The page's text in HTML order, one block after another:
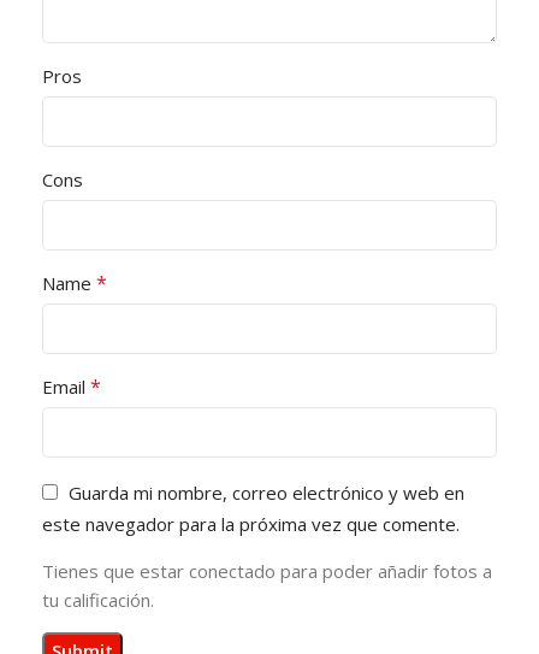
Pros
Cons
Name *
Email *
Guarda mi nombre, correo electrónico y web en
este navegador para la próxima vez que comente.
Tienes que estar conectado para poder añadir fotos a
tu calificación.